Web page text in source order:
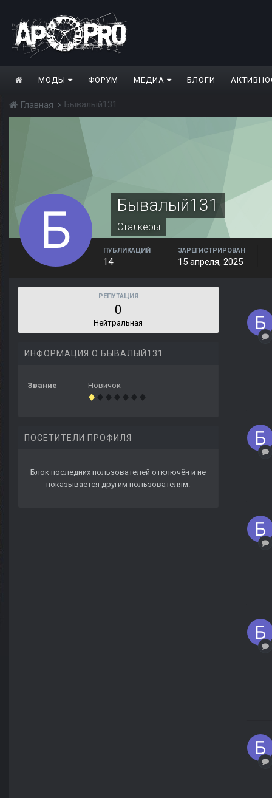
МОДЫ ФОРУМ МЕДИА БЛОГИ
Главная Бывалый131
Бывалый131
Сталкеры
ПУБЛИКАЦИЙ
14
ЗАРЕГИСТРИРОВАН
15 апреля, 2025
РЕПУТАЦИЯ
0
Нейтральная
ИНФОРМАЦИЯ О БЫВАЛЫЙ131
Звание Новичок
ПОСЕТИТЕЛИ ПРОФИЛЯ
Блок последних пользователей отключён и не
показывается другим пользователям.